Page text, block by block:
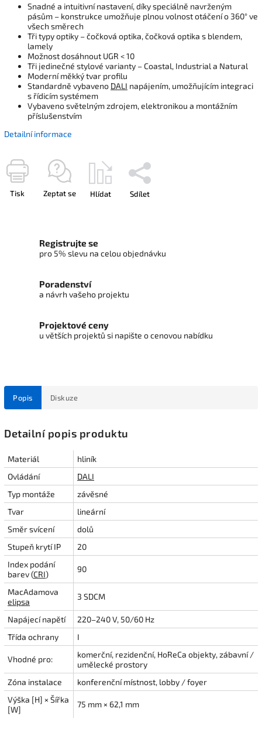
Snadné a intuitivní nastavení, díky speciálně navrženým
pásům – konstrukce umožňuje plnou volnost otáčení o 360° ve
všech směrech
Tři typy optiky – čočková optika, čočková optika s blendem,
lamely
Možnost dosáhnout UGR < 10
Tři jedinečné stylové varianty – Coastal, Industrial a Natural
Moderní měkký tvar profilu
Standardně vybaveno DALI napájením, umožňujícím integraci
s řídicím systémem
Vybaveno světelným zdrojem, elektronikou a montážním
příslušenstvím
Detailní informace
Tisk Zeptat se Hlídat Sdílet
Registrujte se
pro 5% slevu na celou objednávku
Poradenství
a návrh vašeho projektu
Projektové ceny
u větších projektů si napište o cenovou nabídku
Popis Diskuze
Detailní popis produktu
Materiál
hliník
Ovládání
DALI
Typ montáže
závěsné
Tvar
lineární
Směr svícení
dolů
Stupeň krytí IP
20
Index podání
barev (CRI)
90
MacAdamova
elipsa
3 SDCM
Napájecí napětí
220–240 V, 50/60 Hz
Třída ochrany
I
Vhodné pro:
komerční, rezidenční, HoReCa objekty, zábavní /
umělecké prostory
Zóna instalace
konferenční místnost, lobby / foyer
Výška [H] × Šířka
[W]
75 mm × 62,1 mm